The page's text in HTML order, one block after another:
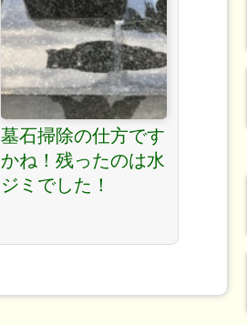
墓石掃除の仕方です
かね！残ったのは水
ジミでした！